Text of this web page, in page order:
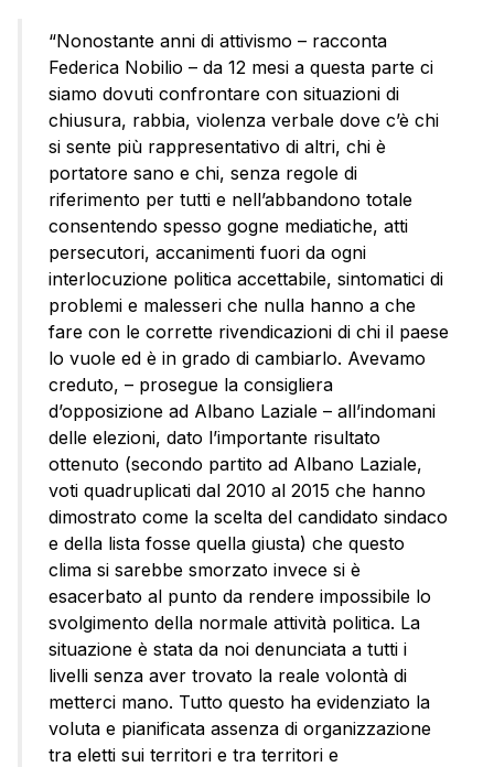
“Nonostante anni di attivismo – racconta
Federica Nobilio – da 12 mesi a questa parte ci
siamo dovuti confrontare con situazioni di
chiusura, rabbia, violenza verbale dove c’è chi
si sente più rappresentativo di altri, chi è
portatore sano e chi, senza regole di
riferimento per tutti e nell’abbandono totale
consentendo spesso gogne mediatiche, atti
persecutori, accanimenti fuori da ogni
interlocuzione politica accettabile, sintomatici di
problemi e malesseri che nulla hanno a che
fare con le corrette rivendicazioni di chi il paese
lo vuole ed è in grado di cambiarlo. Avevamo
creduto, – prosegue la consigliera
d’opposizione ad Albano Laziale – all’indomani
delle elezioni, dato l’importante risultato
ottenuto (secondo partito ad Albano Laziale,
voti quadruplicati dal 2010 al 2015 che hanno
dimostrato come la scelta del candidato sindaco
e della lista fosse quella giusta) che questo
clima si sarebbe smorzato invece si è
esacerbato al punto da rendere impossibile lo
svolgimento della normale attività politica. La
situazione è stata da noi denunciata a tutti i
livelli senza aver trovato la reale volontà di
metterci mano. Tutto questo ha evidenziato la
voluta e pianificata assenza di organizzazione
tra eletti sui territori e tra territori e